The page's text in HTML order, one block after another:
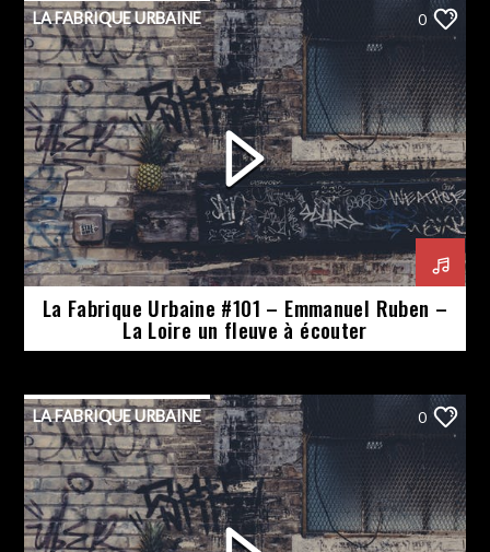
LA FABRIQUE URBAINE 0
La Fabrique Urbaine #101 – Emmanuel Ruben –
La Loire un fleuve à écouter
LA FABRIQUE URBAINE 0